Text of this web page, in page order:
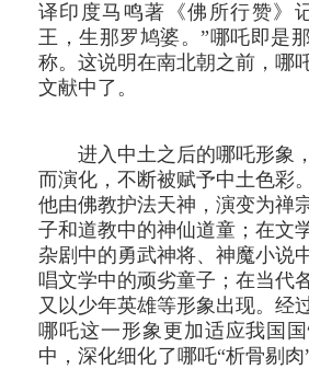
译印度马鸣著《佛所行赞》
王，生那罗鸠婆。”哪吒即是
称。这说明在南北朝之前，哪
文献中了。
进入中土之后的哪吒形象
而演化，不断被赋予中土色彩
他由佛教护法天神，演变为禅
子和道教中的神仙道童；在文
杂剧中的勇武神将、神魔小说
唱文学中的顽劣童子；在当代
又以少年英雄等形象出现。经
哪吒这一形象更加适应我国
中，深化细化了哪吒“析骨剔